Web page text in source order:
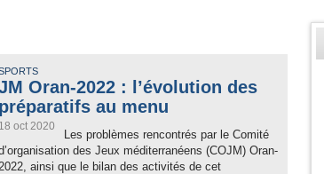
Oran-2022 : l’évolution des
préparatifs au menu
18 oct 2020
Les problèmes rencontrés par le Comité
des Jeux méditerranéens (COJM) Oran-
ainsi que le bilan des activités de cet